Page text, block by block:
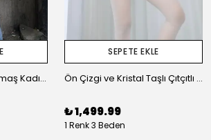
Çıtçıt Detay Lolita Kumaş Kadın Kürk Ceket
SEPETE EKLE
Ön Çizgi ve Kristal Taşlı Çıtçıtlı Kadın Oversize Jean Ceket
₺ 1,499.99
1 Renk 3 Beden